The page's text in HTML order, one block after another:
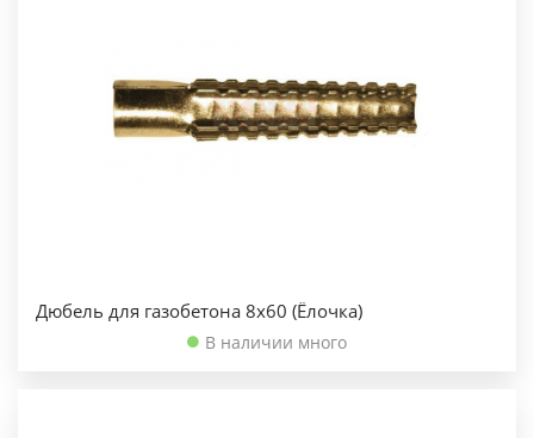
Дюбель для газобетона 8х60 (Ёлочка)
В наличии много